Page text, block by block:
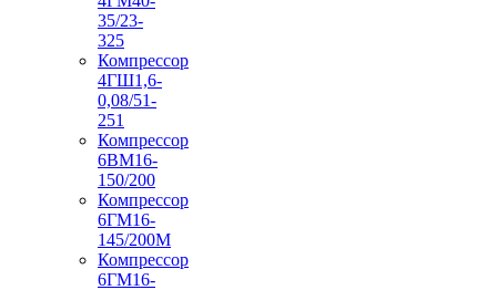
35/23-
325
Компрессор
4ГШ1,6-
0,08/51-
251
Компрессор
6ВМ16-
150/200
Компрессор
6ГМ16-
145/200М
Компрессор
6ГМ16-